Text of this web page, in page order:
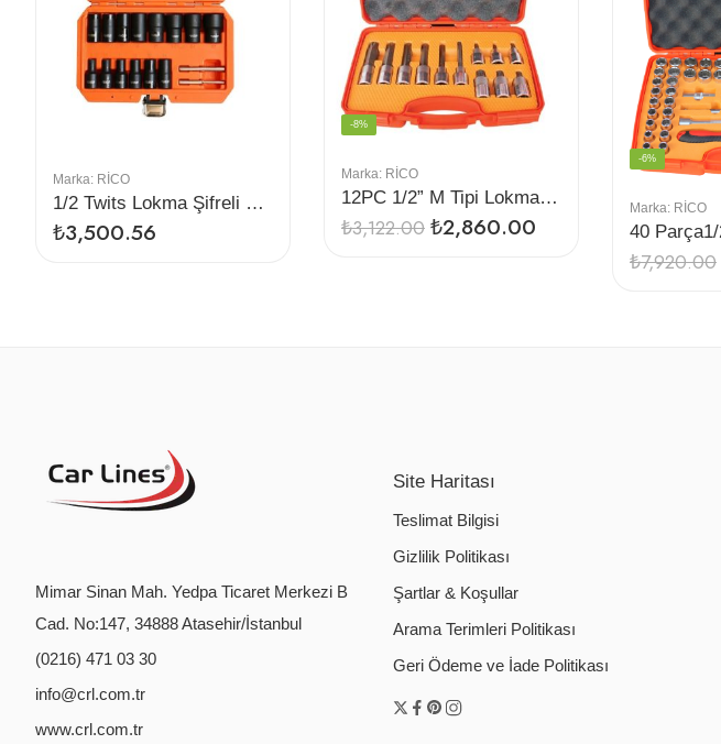
Marka: RİCO
1/2 Twits Lokma Şifreli Yalama Sökme Takımı Seti
₺3,500.56
Marka: RİCO
12PC 1/2” M Tipi Lokmalı Bıts Uç Seti
-8%
₺3,122.00₺2,860.00
Marka: RİCO
-6%
₺7,920.00
Mimar Sinan Mah. Yedpa Ticaret Merkezi B
Cad. No:147, 34888 Atasehir/İstanbul
(0216) 471 03 30
info@crl.com.tr
www.crl.com.tr
Site Haritası
Teslimat Bilgisi
Gizlilik Politikası
Şartlar & Koşullar
Arama Terimleri Politikası
Geri Ödeme ve İade Politikası